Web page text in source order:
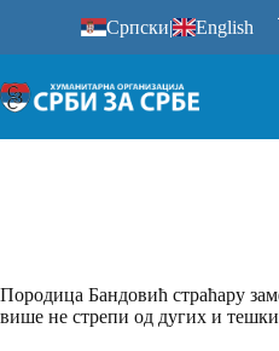
Српски| English
Породица Бандовић страћару
више не стрепи од дугих и